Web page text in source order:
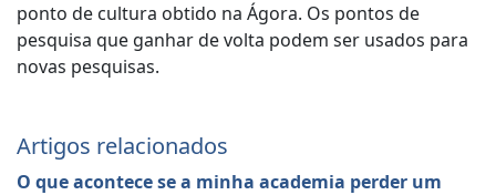
ponto de cultura obtido na Ágora. Os pontos de
pesquisa que ganhar de volta podem ser usados para
novas pesquisas.
Artigos relacionados
O que acontece se a minha academia perder um